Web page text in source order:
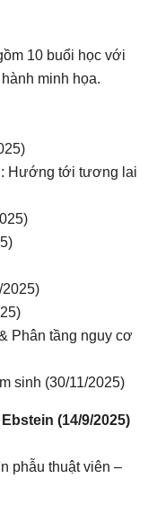
10 buổi học với
minh họa.
Hướng tới tương lai
Phân tầng nguy cơ
sinh (30/11/2025)
(14/9/2025)
phẫu thuật viên –